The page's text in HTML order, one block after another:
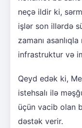
neçə ildir ki,
işlər son illərdə
zamanı
infrastruktur və
Qeyd edək ki,
istehsalı ilə
üçün vacib olan
dəstək verir.